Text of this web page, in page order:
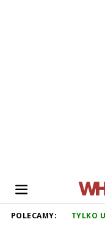
POLECAMY: TYLKO